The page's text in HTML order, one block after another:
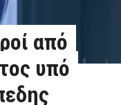
από
υπό